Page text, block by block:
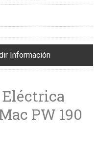
Información
PW 190